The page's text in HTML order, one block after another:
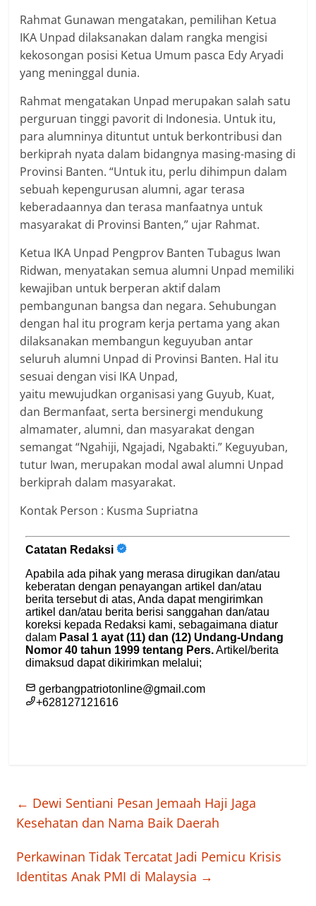
Rahmat Gunawan mengatakan, pemilihan Ketua
IKA Unpad dilaksanakan dalam rangka mengisi
kekosongan posisi Ketua Umum pasca Edy Aryadi
yang meninggal dunia.
Rahmat mengatakan Unpad merupakan salah satu
perguruan tinggi pavorit di Indonesia. Untuk itu,
para alumninya dituntut untuk berkontribusi dan
berkiprah nyata dalam bidangnya masing-masing di
Provinsi Banten. “Untuk itu, perlu dihimpun dalam
sebuah kepengurusan alumni, agar terasa
keberadaannya dan terasa manfaatnya untuk
masyarakat di Provinsi Banten,” ujar Rahmat.
Ketua IKA Unpad Pengprov Banten Tubagus Iwan
Ridwan, menyatakan semua alumni Unpad memiliki
kewajiban untuk berperan aktif dalam
pembangunan bangsa dan negara. Sehubungan
dengan hal itu program kerja pertama yang akan
dilaksanakan membangun keguyuban antar
seluruh alumni Unpad di Provinsi Banten. Hal itu
sesuai dengan visi IKA Unpad,
yaitu mewujudkan organisasi yang Guyub, Kuat,
dan Bermanfaat, serta bersinergi mendukung
almamater, alumni, dan masyarakat dengan
semangat “Ngahiji, Ngajadi, Ngabakti.” Keguyuban,
tutur Iwan, merupakan modal awal alumni Unpad
berkiprah dalam masyarakat.
Kontak Person : Kusma Supriatna
← Dewi Sentiani Pesan Jemaah Haji Jaga
Kesehatan dan Nama Baik Daerah
Perkawinan Tidak Tercatat Jadi Pemicu Krisis
Identitas Anak PMI di Malaysia →